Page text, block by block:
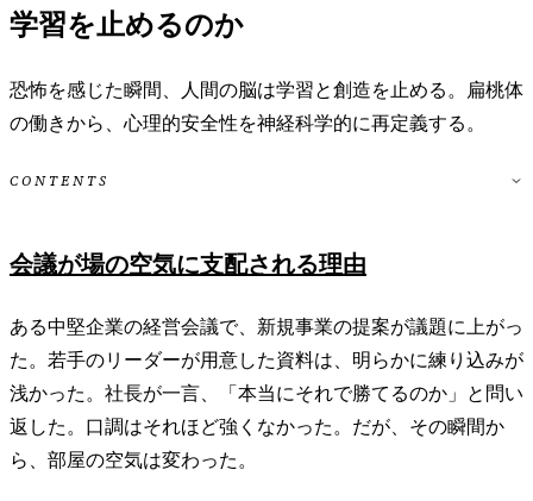
学習を止めるのか
恐怖を感じた瞬間、人間の脳は学習と創造を止める。扁桃体
の働きから、心理的安全性を神経科学的に再定義する。
CONTENTS
会議が場の空気に支配される理由
ある中堅企業の経営会議で、新規事業の提案が議題に上がっ
た。若手のリーダーが用意した資料は、明らかに練り込みが
浅かった。社長が一言、「本当にそれで勝てるのか」と問い
返した。口調はそれほど強くなかった。だが、その瞬間か
ら、部屋の空気は変わった。